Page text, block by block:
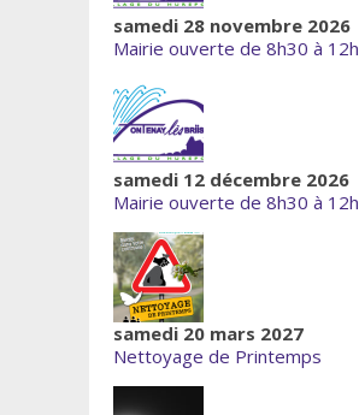
samedi 28 novembre 2026
Mairie ouverte de 8h30 à 12h
samedi 12 décembre 2026
Mairie ouverte de 8h30 à 12h
samedi 20 mars 2027
Nettoyage de Printemps